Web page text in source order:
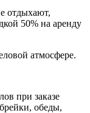
отдыхают,
50% на аренду
атмосфере.
при заказе
обеды,